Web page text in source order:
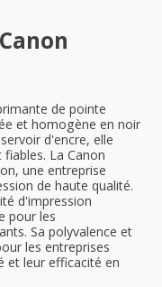
de pointe
et homogène en noir
d'encre, elle
La Canon
une entreprise
de haute qualité.
d'impression
pour les
Sa polyvalence et
les entreprises
et leur efficacité en